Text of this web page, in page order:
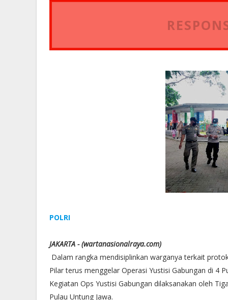
POLRI
JAKARTA - (wartanasionalraya.com)
Dalam rangka mendisiplinkan warganya terkait
Pilar terus menggelar Operasi Yustisi Gabungan di 4
Kegiatan Ops Yustisi Gabungan dilaksanakan oleh
Pulau Untung Jawa.